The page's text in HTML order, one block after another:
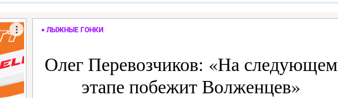
ЛЫЖНЫЕ ГОНКИ
Олег Перевозчиков: «На следующем
этапе побежит Волженцев»